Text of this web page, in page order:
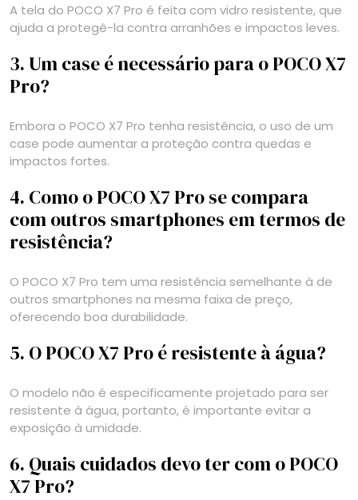
A tela do POCO X7 Pro é feita com vidro resistente, que
ajuda a protegê-la contra arranhões e impactos leves.
3. Um case é necessário para o POCO X7
Pro?
Embora o POCO X7 Pro tenha resistência, o uso de um
case pode aumentar a proteção contra quedas e
impactos fortes.
4. Como o POCO X7 Pro se compara
com outros smartphones em termos de
resistência?
O POCO X7 Pro tem uma resistência semelhante à de
outros smartphones na mesma faixa de preço,
oferecendo boa durabilidade.
5. O POCO X7 Pro é resistente à água?
O modelo não é especificamente projetado para ser
resistente à água, portanto, é importante evitar a
exposição à umidade.
6. Quais cuidados devo ter com o POCO
X7 Pro?